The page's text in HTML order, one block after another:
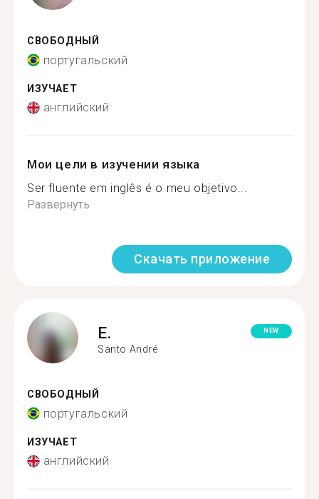
СВОБОДНЫЙ
португальский
ИЗУЧАЕТ
английский
Мои цели в изучении языка
Ser fluente em inglês é o meu objetivo...
Развернуть
Скачать приложение
E.
Santo André
NEW
СВОБОДНЫЙ
португальский
ИЗУЧАЕТ
английский